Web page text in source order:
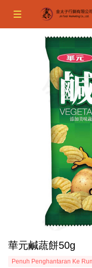
華元鹹蔬餅50g
Penuh Penghantaran Ke